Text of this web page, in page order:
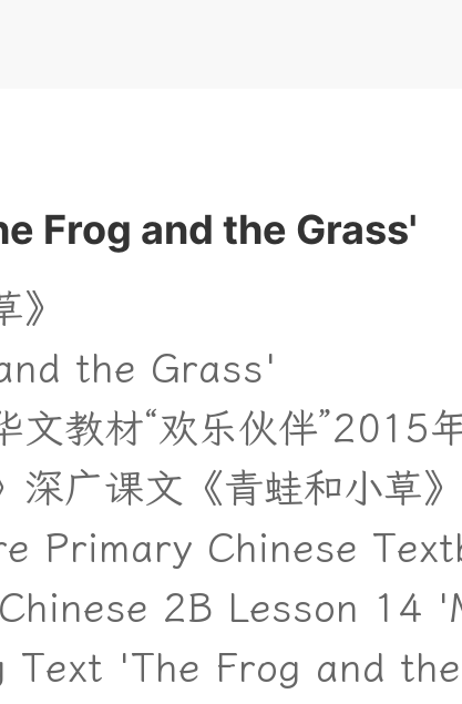
Frog and the Grass'
》
the Grass'
文教材“欢乐伙伴”201 5
深广课文 《青蛙和小草》
Primary Chinese
2B Lesson 14
Text 'The Frog and